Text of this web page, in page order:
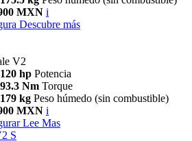
MXN i
Descubre más
V2
120 hp Potencia
93.3 Nm Torque
179 kg Peso húmedo (sin combustible)
MXN i
Lee Mas
S